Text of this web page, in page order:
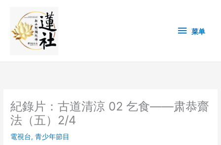
content
单 菜单
紀錄片：古道清涼 02 乞食——肃恭齋
法（五）2/4
電視台,青少年節目